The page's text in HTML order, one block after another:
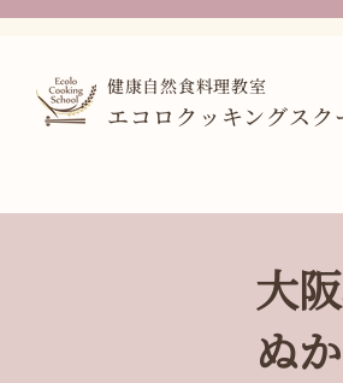
健康自然食料理教室
エコロクッキングスク
大
ぬ